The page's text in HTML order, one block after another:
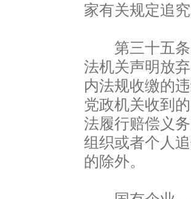
家有关规定追
第三十五条
法机关声明放
内法规收缴的
党政机关收到
法履行赔偿义
组织或者个人
的除外。